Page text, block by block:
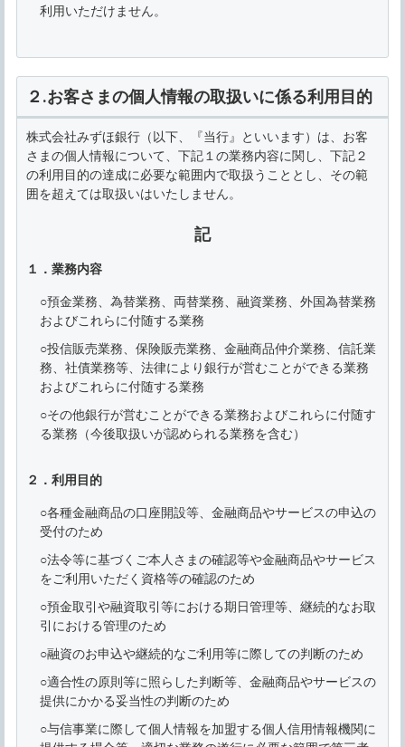
利用いただけません。
２.お客さまの個人情報の取扱いに係る利用目的
株式会社みずほ銀行（以下、『当行』といいます）は、お客
さまの個人情報について、下記１の業務内容に関し、下記２
の利用目的の達成に必要な範囲内で取扱うこととし、その範
囲を超えては取扱いはいたしません。
記
１．業務内容
○預金業務、為替業務、両替業務、融資業務、外国為替業務
およびこれらに付随する業務
○投信販売業務、保険販売業務、金融商品仲介業務、信託業
務、社債業務等、法律により銀行が営むことができる業務
およびこれらに付随する業務
○その他銀行が営むことができる業務およびこれらに付随す
る業務（今後取扱いが認められる業務を含む）
２．利用目的
○各種金融商品の口座開設等、金融商品やサービスの申込の
受付のため
○法令等に基づくご本人さまの確認等や金融商品やサービス
をご利用いただく資格等の確認のため
○預金取引や融資取引等における期日管理等、継続的なお取
引における管理のため
○融資のお申込や継続的なご利用等に際しての判断のため
○適合性の原則等に照らした判断等、金融商品やサービスの
提供にかかる妥当性の判断のため
○与信事業に際して個人情報を加盟する個人信用情報機関に